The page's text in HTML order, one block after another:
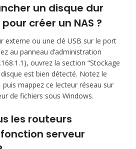
un disque dur
créer un NAS ?
externe ou une clé USB sur le port
au panneau d’administration
ouvrez la section “Stockage
est bien détecté. Notez le
mappez ce lecteur réseau sur
de fichiers sous Windows.
les routeurs
serveur